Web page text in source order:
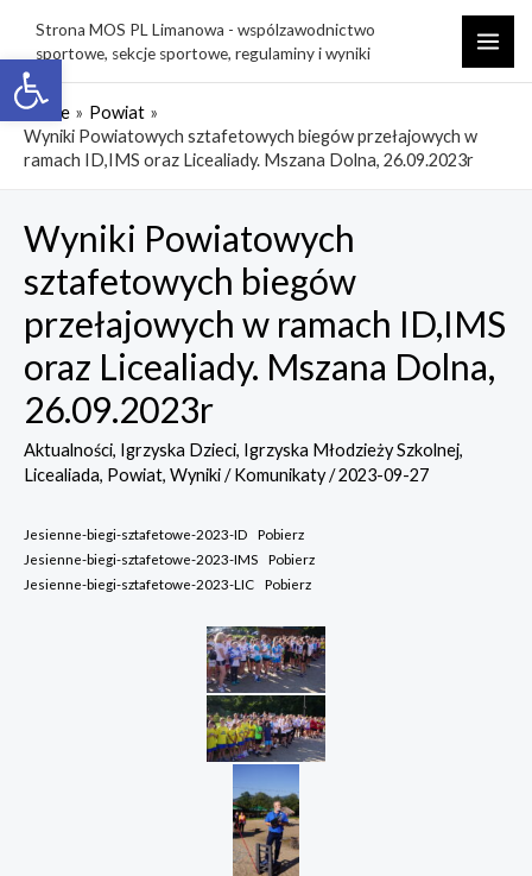
Open toolbar
content
Strona MOS PL Limanowa - wspólzawodnictwo
sportowe, sekcje sportowe, regulaminy i wyniki
Home
Powiat
Wyniki Powiatowych sztafetowych biegów przełajowych w
ramach ID,IMS oraz Licealiady. Mszana Dolna, 26.09.2023r
Wyniki Powiatowych
sztafetowych biegów
przełajowych w ramach ID,IMS
oraz Licealiady. Mszana Dolna,
26.09.2023r
Aktualności, Igrzyska Dzieci, Igrzyska Młodzieży Szkolnej,
Licealiada, Powiat, Wyniki / Komunikaty/2023-09-27
Jesienne-biegi-sztafetowe-2023-ID
Pobierz
Jesienne-biegi-sztafetowe-2023-IMS
Pobierz
Jesienne-biegi-sztafetowe-2023-LIC
Pobierz